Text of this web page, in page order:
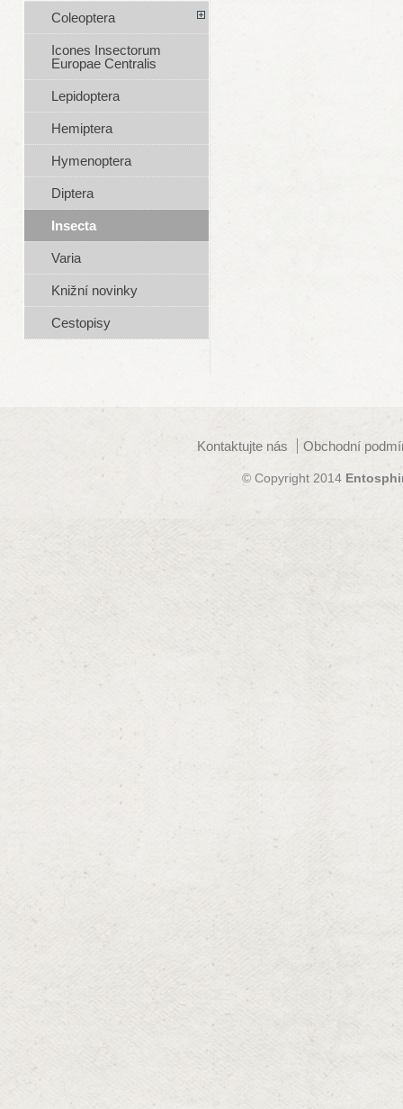
Coleoptera
Icones Insectorum
Europae Centralis
Lepidoptera
Hemiptera
Hymenoptera
Diptera
Insecta
Varia
Knižní novinky
Cestopisy
Kontaktujte nás Obchodní
© Copyright 2014